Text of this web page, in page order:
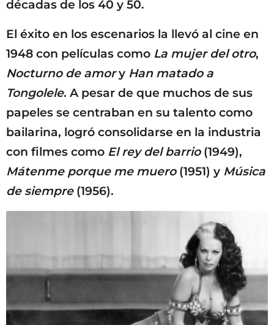
décadas de los 40 y 50.
El éxito en los escenarios la llevó al cine en
1948 con películas como La mujer del otro,
Nocturno de amory Han matado a
Tongolele. A pesar de que muchos de sus
papeles se centraban en su talento como
bailarina, logró consolidarse en la industria
con filmes como El rey del barrio(1949),
Mátenme porque me muero(1951) y Música
de siempre(1956).